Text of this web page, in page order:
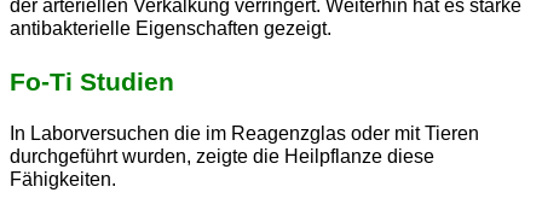
der arteriellen Verkalkung verringert. Weiterhin hat es starke
antibakterielle Eigenschaften gezeigt.
Fo-Ti Studien
In Laborversuchen die im Reagenzglas oder mit Tieren
durchgeführt wurden, zeigte die Heilpflanze diese
Fähigkeiten.